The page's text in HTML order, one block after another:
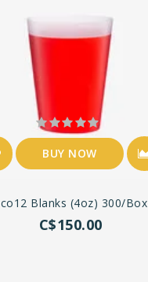
BUY NOW
Blanks (4oz) 300/box
C$150.00